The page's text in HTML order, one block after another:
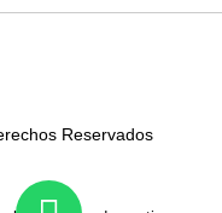
Reservados